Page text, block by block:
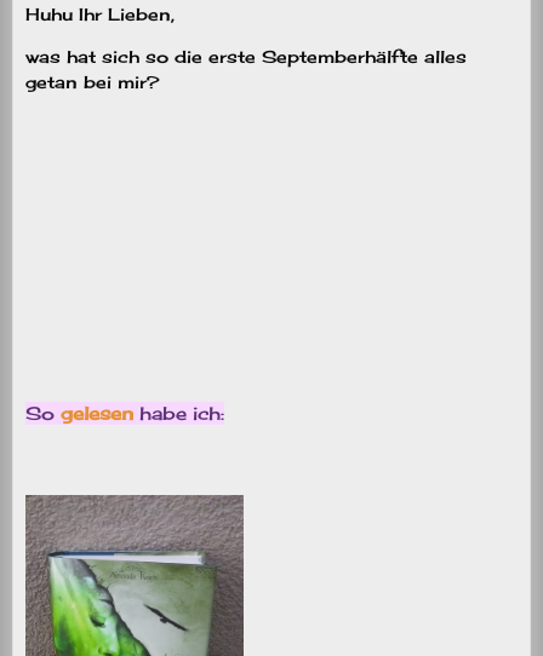
Huhu Ihr Lieben,
was hat sich so die erste Septemberhälfte alles
getan bei mir?
So gelesen habe ich: